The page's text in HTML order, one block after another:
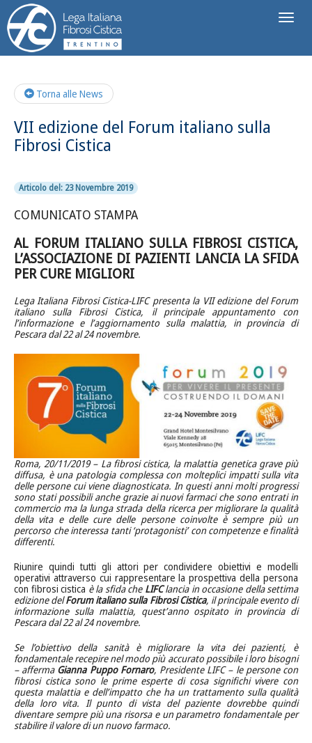
Torna alle News
VII edizione del Forum italiano sulla
Fibrosi Cistica
Articolo del: 23 Novembre 2019
COMUNICATO STAMPA
AL FORUM ITALIANO SULLA FIBROSI CISTICA,
L’ASSOCIAZIONE DI PAZIENTI LANCIA LA SFIDA
PER CURE MIGLIORI
Lega Italiana Fibrosi Cistica-LIFC presenta la VII edizione del Forum
italiano sulla Fibrosi Cistica, il principale appuntamento con
l’informazione e l’aggiornamento sulla malattia, in provincia di
Pescara dal 22 al 24 novembre.
Roma, 20/11/2019 – La fibrosi cistica, la malattia genetica grave più
diffusa, è una patologia complessa con molteplici impatti sulla vita
delle persone cui viene diagnosticata. In questi anni molti progressi
sono stati possibili anche grazie ai nuovi farmaci che sono entrati in
commercio ma la lunga strada della ricerca per migliorare la qualità
della vita e delle cure delle persone coinvolte è sempre più un
percorso che interessa tanti ‘protagonisti’ con competenze e finalità
differenti.
Riunire quindi tutti gli attori per condividere obiettivi e modelli
operativi attraverso cui rappresentare la prospettiva della persona
con fibrosi cistica è la sfida che LIFClancia in occasione della settima
edizione delForum italiano sulla Fibrosi Cistica, il principale evento di
informazione sulla malattia, quest’anno ospitato in provincia di
Pescara dal 22 al 24 novembre.
Se l’obiettivo della sanità è migliorare la vita dei pazienti, è
fondamentale recepire nel modo più accurato possibile i loro bisogni
– afferma Gianna Puppo Fornaro, Presidente LIFC –le persone con
fibrosi cistica sono le prime esperte di cosa significhi vivere con
questa malattia e dell’impatto che ha un trattamento sulla qualità
della loro vita. Il punto di vista del paziente dovrebbe quindi
diventare sempre più una risorsa e un parametro fondamentale per
stabilire il valore di un nuovo farmaco.